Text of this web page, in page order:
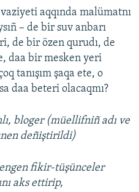
aqqında malümatnı
– de bir suv anbarı
de bir özen qurudı, de
daa bir mesken yeri
tanışım şaqa ete, o
daa beteri olacaqmı?
bloger (müellifniñ adı ve
deñiştirildi)
fikir-tüşünceler
aks ettirip,